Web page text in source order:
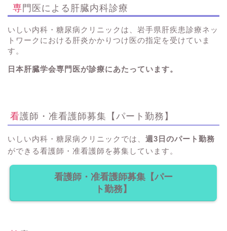
専門医による肝臓内科診療
いしい内科・糖尿病クリニックは、岩手県肝疾患診療ネッ
トワークにおける肝炎かかりつけ医の指定を受けていま
す。
日本肝臓学会専門医が診療にあたっています。
看護師・准看護師募集【パート勤務】
いしい内科・糖尿病クリニックでは、 週3日のパート勤務
ができる看護師・准看護師を募集しています。
看護師・准看護師募集【パー
ト勤務】